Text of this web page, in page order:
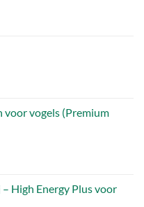
voor vogels (Premium
High Energy Plus voor